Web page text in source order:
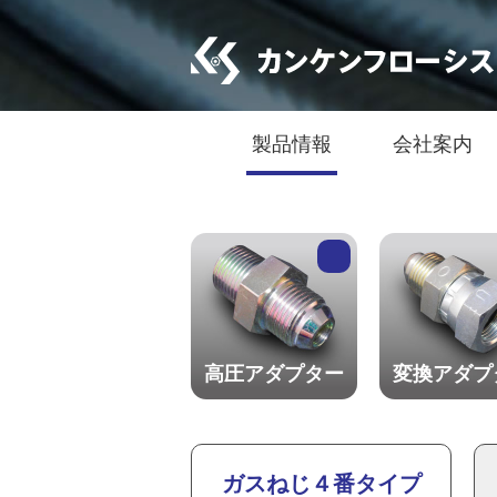
製品情報 会社案内
高圧アダプター 変換アダプ
ガスねじ４番タイプ